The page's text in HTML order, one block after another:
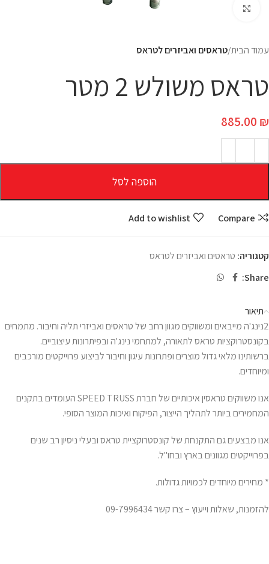
עמוד הבית טראסים ואביזרים לטראס
טראס משולש 2 מטר
885.00 ₪
הוספה לסל
Compare
Add to wishlist
קטגוריה: טראסים ואביזרים לטראס
Share:
תיאור
2נינג'ה מייבאים ומשווקים מגוון רחב של טראסים ואביזרי תליה וחיבור. מתמחים
בקונסטרוקציות טראס לתאורה, למתחמי נינג'ה ובפיתרונות עיצוביים.
ברשותינו מלאי גדול מוצרים ופתרונות עיגון וחיבור לביצוע פרוייקטים מורכבים
ומיוחדים.
אנו משווקים טראסין איכותיים של חברת SPEED TRUSS העומדים בתקנים
המחמירים ביותר לתהליך הייצור, הפיקוח ואיכות המוצר הסופי.
אנו מבצעים גם התקנחת של קונסטרוקציית טראס ובעלי ניסיון רב שנים
בפרוייקטים מגוונים בארץ ובחו"ל.
* מחירים מיוחדים לכמויות גדולות.
להזמנות, שאלות וייעוץ – צרו קשר 09-7996434